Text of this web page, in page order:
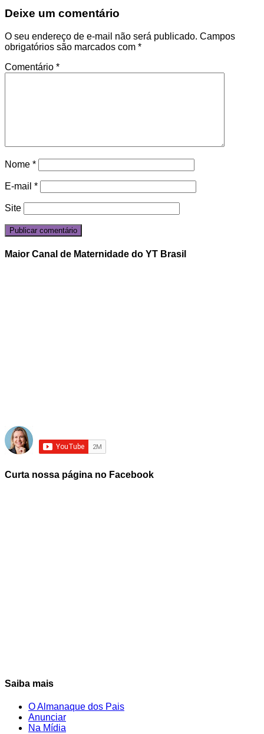
Deixe um comentário
O seu endereço de e-mail não será publicado. Campos
obrigatórios são marcados com *
Comentário *
Nome *
E-mail *
Site
Maior Canal de Maternidade do YT Brasil
Curta nossa página no Facebook
Saiba mais
O Almanaque dos Pais
Anunciar
Na Mídia